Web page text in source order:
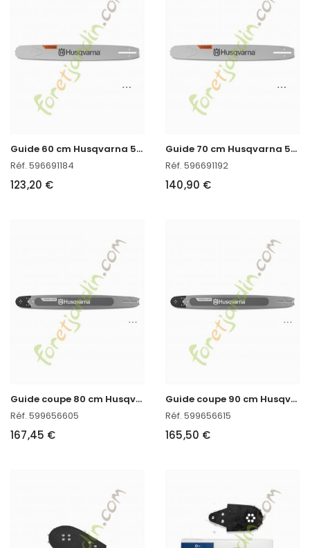
G
uide 60 cm Husqvarna 596691184
Réf. 596691184
123,20 €
G
uide 70 cm Husqvarna 596691192
Réf. 596691192
140,90 €
G
uide coupe 80 cm Husqvarna 599656605
Réf. 599656605
167,45 €
G
uide coupe 90 cm Husqvarna 599656615
Réf. 599656615
165,50 €